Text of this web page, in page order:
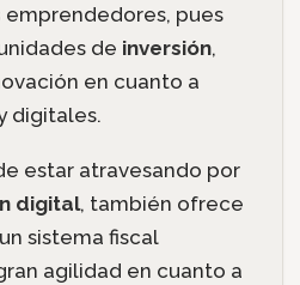
emprendedores, pues
de inversión,
en cuanto a
digitales.
estar atravesando por
digital, también ofrece
sistema fiscal
agilidad en cuanto a